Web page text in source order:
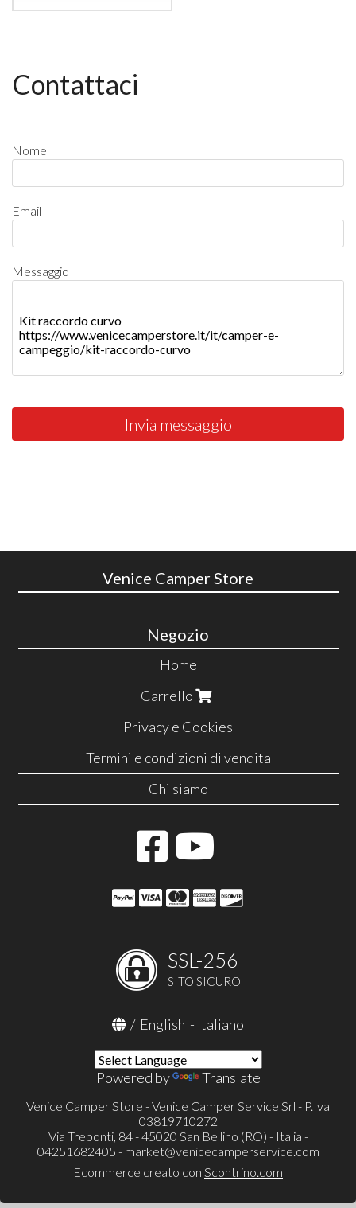
Contattaci
Nome
Email
Messaggio
Invia messaggio
Venice Camper Store
Negozio
Home
Carrello
Privacy e Cookies
Termini e condizioni di vendita
Chi siamo
SSL-256
SITO SICURO
/ English - Italiano
Powered by Translate
Venice Camper Store - Venice Camper Service Srl - P.Iva
03819710272
Via Treponti, 84 - 45020 San Bellino (RO) - Italia -
04251682405 - market@venicecamperservice.com
Ecommerce creato con Scontrino.com